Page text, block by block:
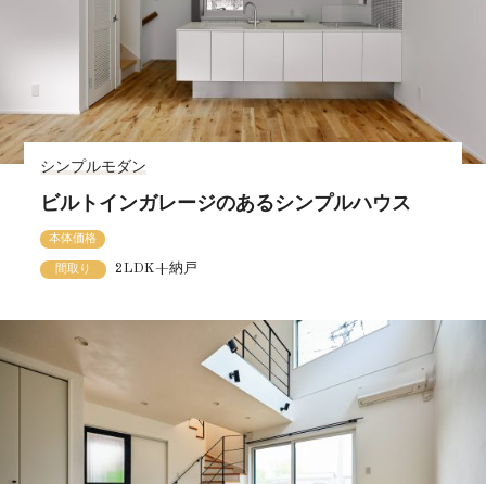
シンプルモダン
ビルトインガレージのあるシンプルハウス
本体価格
間取り 2LDK+納戸